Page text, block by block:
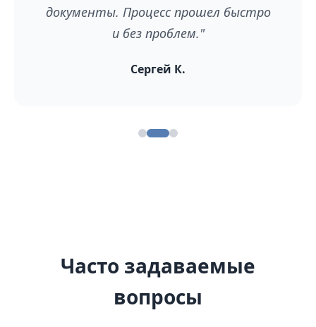
документы. Процесс прошел быстро
и без проблем."
Сергей К.
Часто задаваемые
вопросы